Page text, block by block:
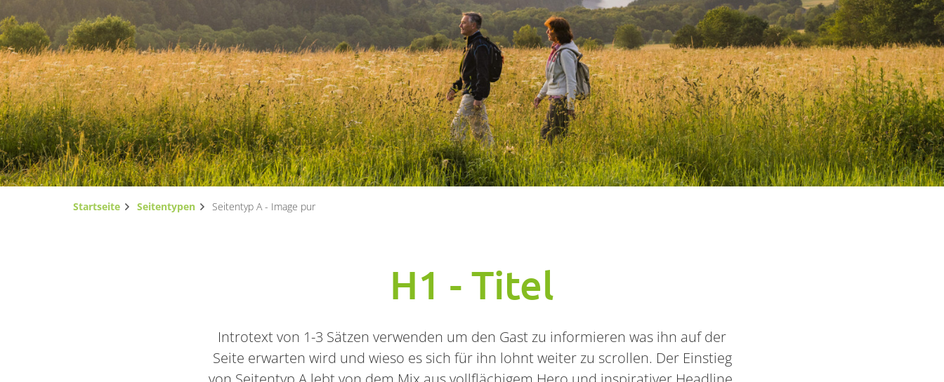
Startseite Seitentypen Seitentyp A - Image pur
H1 - Titel
Introtext von 1-3 Sätzen verwenden um den Gast zu informieren was ihn auf der
Seite erwarten wird und wieso es sich für ihn lohnt weiter zu scrollen. Der Einstieg